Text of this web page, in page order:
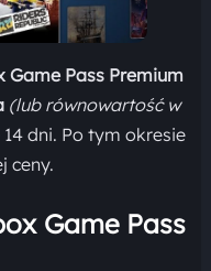
Game Pass Premium
(lub równowartość w
dni. Po tym okresie
ceny.
Game Pass